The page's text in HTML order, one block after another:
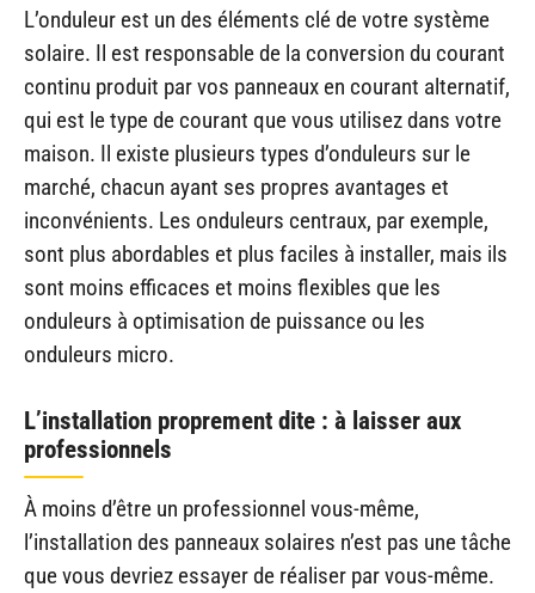
L’onduleur est un des éléments clé de votre système
solaire. Il est responsable de la conversion du courant
continu produit par vos panneaux en courant alternatif,
qui est le type de courant que vous utilisez dans votre
maison. Il existe plusieurs types d’onduleurs sur le
marché, chacun ayant ses propres avantages et
inconvénients. Les onduleurs centraux, par exemple,
sont plus abordables et plus faciles à installer, mais ils
sont moins efficaces et moins flexibles que les
onduleurs à optimisation de puissance ou les
onduleurs micro.
L’installation proprement dite : à laisser aux
professionnels
À moins d’être un professionnel vous-même,
l’installation des panneaux solaires n’est pas une tâche
que vous devriez essayer de réaliser par vous-même.